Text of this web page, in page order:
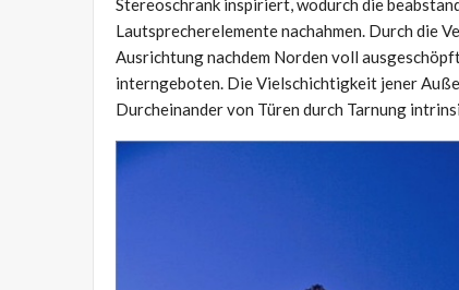
Lautsprecherelemente nachahmen. Durch die
Ausrichtung nachdem Norden voll
interngeboten. Die Vielschichtigkeit jener
Durcheinander von Türen durch Tarnung